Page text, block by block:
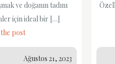
ve doğanın tadını
için ideal bir […]
post
Ağustos 21, 2023